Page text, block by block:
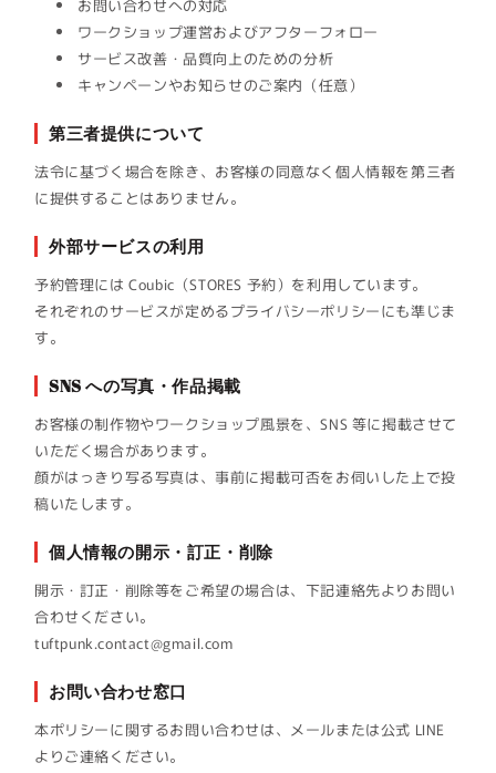
お問い合わせへの対応
ワークショップ運営およびアフターフォロー
サービス改善・品質向上のための分析
キャンペーンやお知らせのご案内（任意）
第三者提供について
法令に基づく場合を除き、お客様の同意なく個人情報を第三者
に提供することはありません。
外部サービスの利用
予約管理には Coubic（STORES 予約）を利用しています。
それぞれのサービスが定めるプライバシーポリシーにも準じま
す。
SNS への写真・作品掲載
お客様の制作物やワークショップ風景を、SNS 等に掲載させて
いただく場合があります。
顔がはっきり写る写真は、事前に掲載可否をお伺いした上で投
稿いたします。
個人情報の開示・訂正・削除
開示・訂正・削除等をご希望の場合は、下記連絡先よりお問い
合わせください。
tuftpunk.contact@gmail.com
お問い合わせ窓口
本ポリシーに関するお問い合わせは、メールまたは公式 LINE
よりご連絡ください。